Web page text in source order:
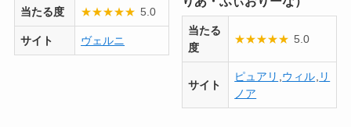
当たる度 ★★★★★ 5.0
サイト ヴェルニ
当たる
度
★★★★★ 5.0
サイト
ピュアリ ウィル リ
ノア